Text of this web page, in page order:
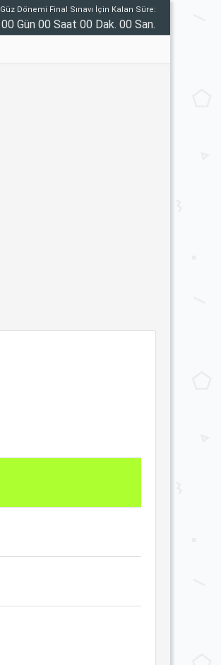
Güz Dönemi Final Sınavı İçin Kalan Süre:
00 Gün 00 Saat 00 Dak. 00 San.